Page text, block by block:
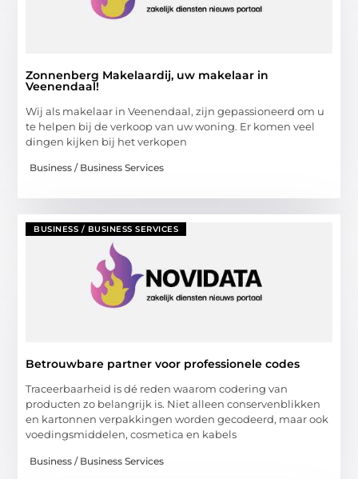
Zonnenberg Makelaardij, uw makelaar in
Veenendaal!
Wij als makelaar in Veenendaal, zijn gepassioneerd om u
te helpen bij de verkoop van uw woning. Er komen veel
dingen kijken bij het verkopen
Business / Business Services
BUSINESS / BUSINESS SERVICES
Betrouwbare partner voor professionele codes
Traceerbaarheid is dé reden waarom codering van
producten zo belangrijk is. Niet alleen conservenblikken
en kartonnen verpakkingen worden gecodeerd, maar ook
voedingsmiddelen, cosmetica en kabels
Business / Business Services